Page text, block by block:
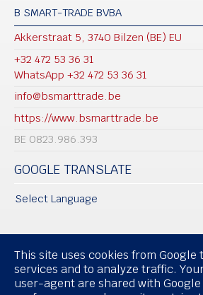
B SMART-TRADE BVBA
Akkerstraat 5, 3740 Bilzen (BE) EU
+32 472 53 36 31
WhatsApp +32 472 53 36 31
info@bsmarttrade.be​​
https://www.bsmarttrade.be
BE 0823.986.393
GOOGLE TRANSLATE
Select Language
Copyright All Rights Reserved © B
Privacy & Cookies
UP-TO-DATE
This site uses cookies from Google
services and to analyze traffic.
user-agent are shared with